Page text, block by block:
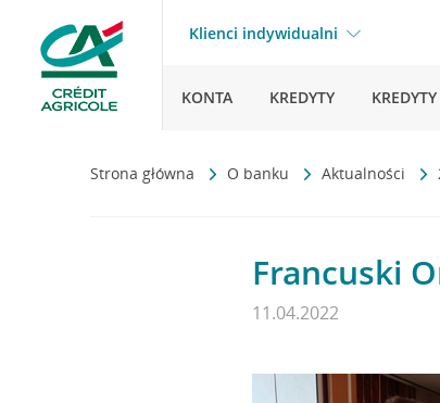
Klienci indywidualni
KONTA KREDYTY
Strona główna O banku Aktualności
Francuski
11.04.2022